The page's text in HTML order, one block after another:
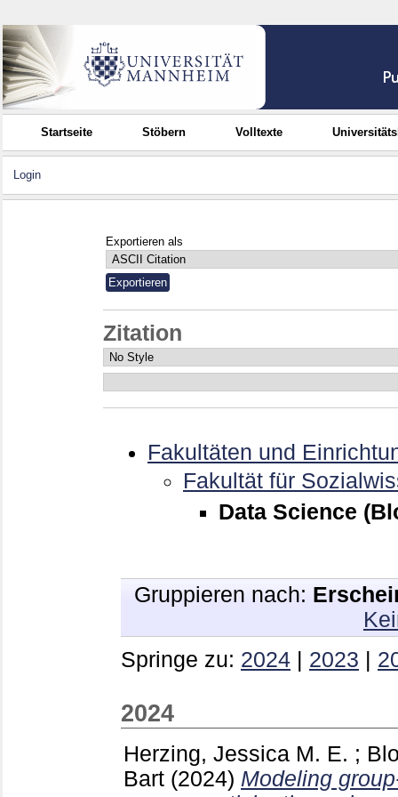
Startseite Stöbern Volltexte
Login
Exportieren als
Zitation
Fakultäten und
Fakultät für
Data Science
Gruppieren nach:
Springe zu: 2024 | 2023 |
2024
Herzing, Jessica M. E. ;
Bart (2024) Modeling